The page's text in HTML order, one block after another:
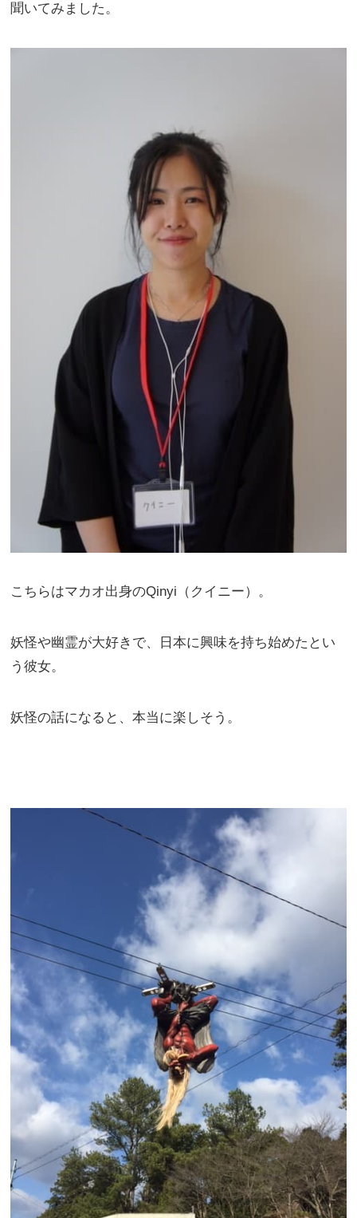
聞いてみました。
こちらはマカオ出身のQinyi（クイニー）。
妖怪や幽霊が大好きで、日本に興味を持ち始めたとい
う彼女。
妖怪の話になると、本当に楽しそう。